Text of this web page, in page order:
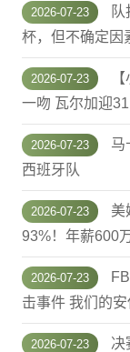
2026-07-23
杯，但不确定因
2026-07-23
一吻 瓦尔加迎31
2026-07-23
马
西班牙队
2026-07-23
美
93%！年薪600
2026-07-23
击事件 我们的
2026-07-23
决